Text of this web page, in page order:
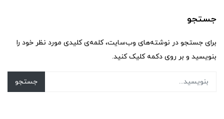
جستجو
برای جستجو در نوشته‌های وب‌سایت، کلمه‌ی کلیدی مورد نظر خود را
بنویسید و بر روی دکمه کلیک کنید.
جستجو